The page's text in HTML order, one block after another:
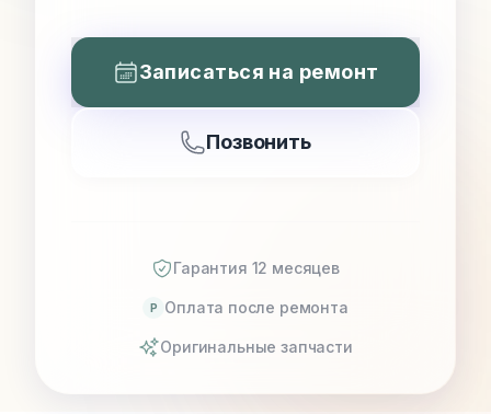
Записаться на ремонт
Позвонить
Гарантия 12 месяцев
P Оплата после ремонта
Оригинальные запчасти